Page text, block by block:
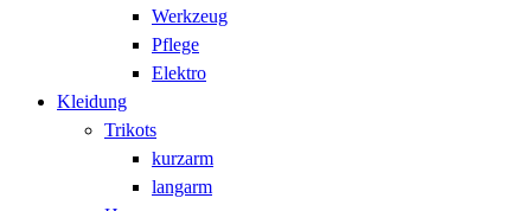
Werkzeug
Pflege
Elektro
Kleidung
Trikots
kurzarm
langarm